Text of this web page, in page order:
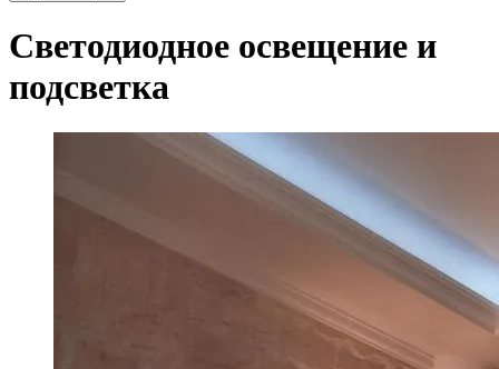
Светодиодное освещение и
подсветка